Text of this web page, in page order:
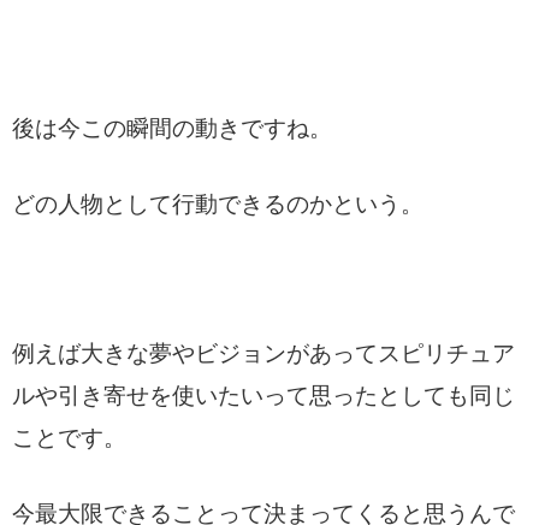
後は今この瞬間の動きですね。
どの人物として行動できるのかという。
例えば大きな夢やビジョンがあってスピリチュア
ルや引き寄せを使いたいって思ったとしても同じ
ことです。
今最大限できることって決まってくると思うんで